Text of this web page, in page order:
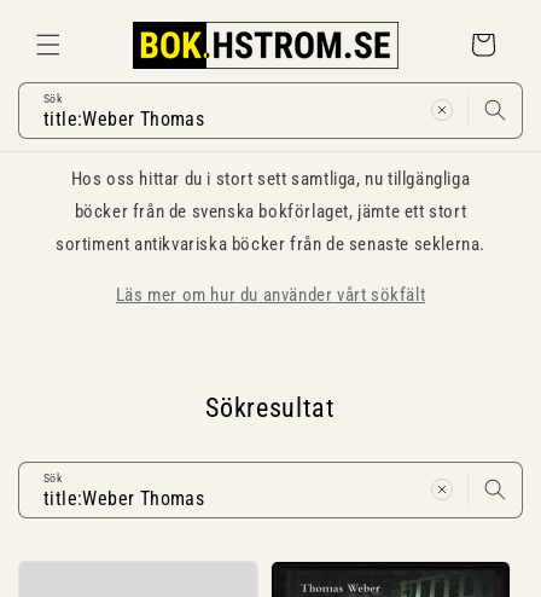
innehåll
Varukorg
Sök
Hos oss hittar du i stort sett samtliga, nu tillgängliga
böcker från de svenska bokförlaget, jämte ett stort
sortiment antikvariska böcker från de senaste seklerna.
Läs mer om hur du använder vårt sökfält
Sökresultat
Sök